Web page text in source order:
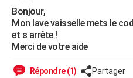
Essais
Réserver un essai
Citadines
Berlines
SUV
Forum auto
+HIGH-TECH
Mobiles
Meilleur smartphone
Internet
Ordinateurs
Jeux vidéo
Guide high-tech
+BRICOLAGE
Forum
Aménagement intérieur
Extérieur
Cuisine
Salle de bains
Jardinage
Rangement
WEEK-END
Bonjour,
Mon lave vaisselle mets le
et s arrête !
Merci de votre aide
Répondre (1) Partager